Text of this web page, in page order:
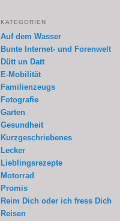
KATEGORIEN
Auf dem Wasser
Bunte Internet- und Forenwelt
Dütt un Datt
E-Mobilität
Familienzeugs
Fotografie
Garten
Gesundheit
Kurzgeschriebenes
Lecker
Lieblingsrezepte
Motorrad
Promis
Reim Dich oder ich fress Dich
Reisen